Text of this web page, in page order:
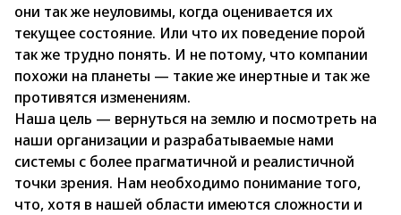
они так же неуловимы, когда оценивается их
текущее состояние. Или что их поведение порой
так же трудно понять. И не потому, что компании
похожи на планеты — такие же инертные и так же
противятся изменениям.
Наша цель — вернуться на землю и посмотреть на
наши организации и разрабатываемые нами
системы с более прагматичной и реалистичной
точки зрения. Нам необходимо понимание того,
что, хотя в нашей области имеются сложности и